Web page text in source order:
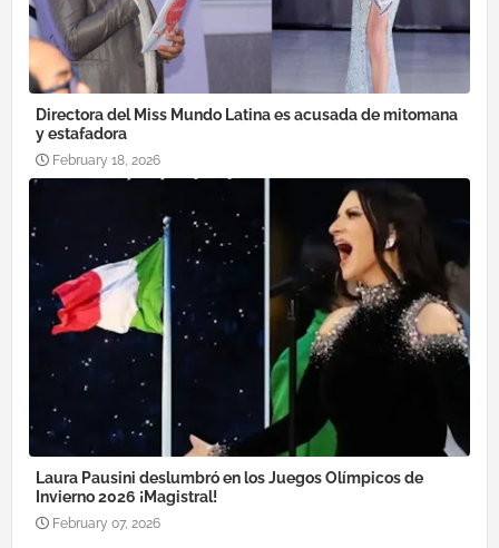
Directora del Miss Mundo Latina es acusada de mitomana
y estafadora
February 18, 2026
Laura Pausini deslumbró en los Juegos Olímpicos de
Invierno 2026 ¡Magistral!
February 07, 2026